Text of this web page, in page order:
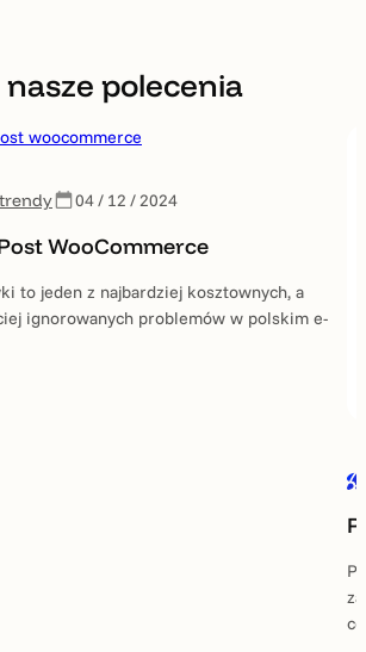
nasze polecenia
04 / 12 / 2024
WooCommerce
to jeden z najbardziej kosztownych, a
ignorowanych problemów w polskim e-